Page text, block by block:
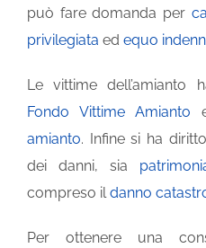
può fare domanda per
privilegiata ed equo
Le vittime dell’amianto
Fondo Vittime Amianto
amianto. Infine si ha
dei danni, sia
compreso ildanno
Per ottenere una